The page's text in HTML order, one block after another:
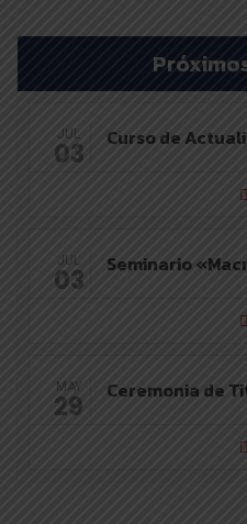
JUL
03 Curso de
JUL
03 Seminario
MAY
29 Ceremonia de